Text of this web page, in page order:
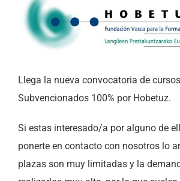
imagen
más
grande
Llega la nueva convocatoria de cursos
Subvencionados 100% por Hobetuz.
Si estas interesado/a por alguno de
ponerte en contacto con nosotros lo
plazas son muy limitadas y la